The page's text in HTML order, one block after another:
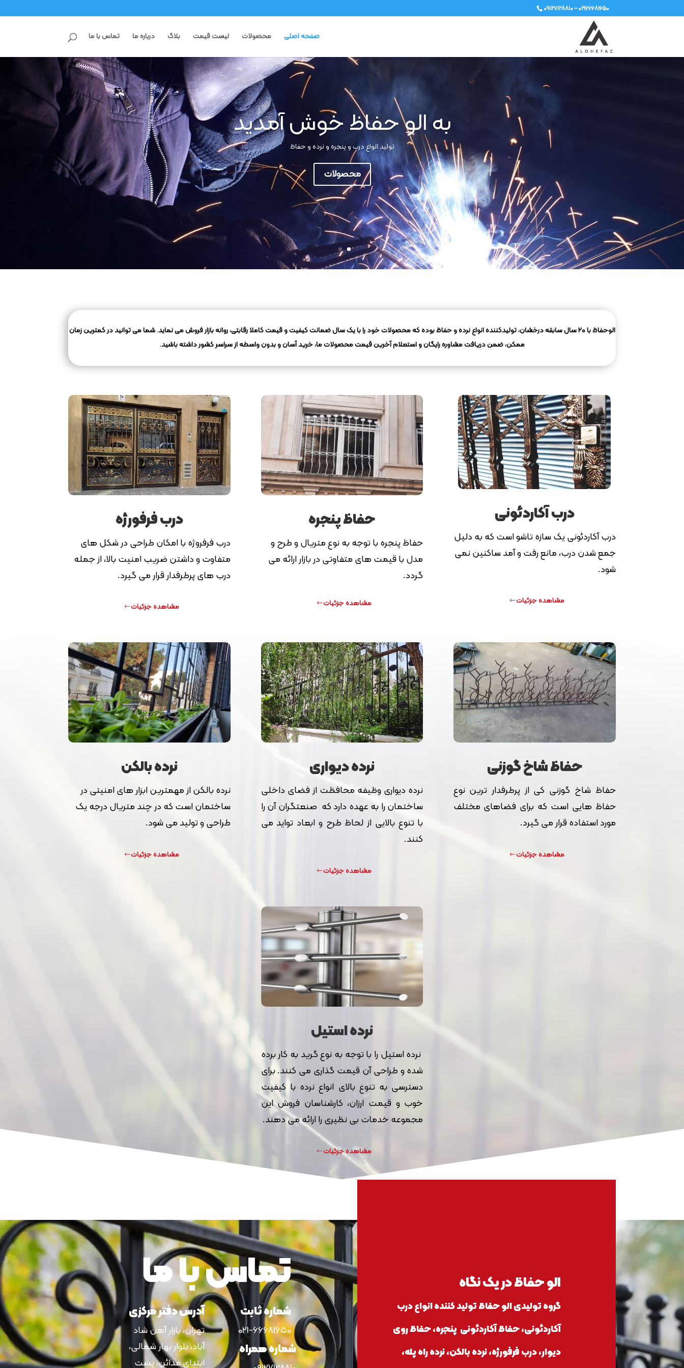
۰۹۱۲۷۱۲۸۸۱۰ – ۰۲۱۶۶۶۸۱۶۵۰
صفحه اصلی محصولات لیست قیمت بلاگ درباره ما تماس با ما
به الو حفاظ خوش آمدید
تولید انواع درب و پنجره و نرده و حفاظ
محصولات
الوحفاظ با ۲۰ سال سابقه درخشان، تولیدکننده انواع نرده و حفاظ بوده که محصولات خود را با یک سال ضمانت کیفیت و قیمت کاملا رقابتی، روانه بازار فروش می نماید. شما می توانید در کمترین زمان
ممکن، ضمن دریافت مشاوره رایگان و استعلام آخرین قیمت محصولات ما، خرید آسان و بدون واسطه از سراسر کشور داشته باشید.
درب فرفورژه
درب فرفروژه با امکان طراحی در شکل های
متفاوت و داشتن ضریب امنیت بالا، از جمله
درب های پرطرفدار قرار می گیرد.
مشاهده جزئیات
حفاظ پنجره
حفاظ پنجره با توجه به نوع متریال و طرح و
مدل با قیمت های متفاوتی در بازار ارائه می
گردد.
مشاهده جزئیات
درب آکاردئونی
درب آکاردئونی یک سازه تاشو است که به دلیل
جمع شدن درب، مانع رفت و آمد ساکنین نمی
شود.
مشاهده جزئیات
نرده بالکن
نرده بالکن از مهمترین ابزار های امنیتی در
ساختمان است که در چند متریال درجه یک
طراحی و تولید می شود.
مشاهده جزئیات
نرده دیواری
نرده دیواری وظیفه محافظت از فضای داخلی
ساختمان را به عهده دارد که صنعتگران آن را
با تنوع بالایی از لحاظ طرح و ابعاد تواید می
کنند.
مشاهده جزئیات
حفاظ شاخ گوزنی
حفاظ شاخ گوزنی کی از پرطرفدار ترین نوع
حفاظ هایی است که برای فضاهای مختلف
مورد استفاده قرار می گیرد.
مشاهده جزئیات
نرده استیل
نرده استیل را با توجه به نوع گرید به کار برده
شده و طراحی آن قیمت گذاری می کنند. برای
دسترسی به تنوع بالای انواع نرده با کیفیت
خوب و قیمت ارزان، کارشناسان فروش این
مجموعه خدمات بی نظیری را ارائه می دهند.
مشاهده جزئیات
تماس با ما
آدرس دفتر مرکزی
تهران، بازار آهن شاد
آباد، بلوار بهار شمالی،
ابتدای مدائن، پشت
شماره ثابت
021-66681650
شماره همراه
الو حفاظ در یک نگاه
گروه تولیدی الو حفاظ تولید کننده انواع درب
آکاردئونی، حفاظ آکاردئونی پنجره، حفاظ روی
دیوار، درب فرفورژه، نرده بالکن، نرده راه پله،